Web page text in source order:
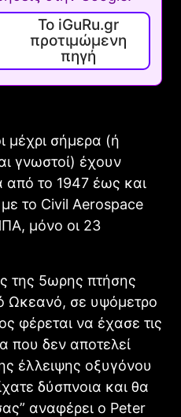
Το iGuRu.gr
προτιμώμενη
πηγή
μέχρι σήμερα (ή
γνωστοί) έχουν
από το 1947 έως και
το Civil Aerospace
μόνο οι 23
της 5ωρης πτήσης
Ωκεανό, σε υψόμετρο
φέρεται να έχασε τις
που δεν αποτελεί
έλλειψης οξυγόνου
δύσπνοια και θα
αναφέρει ο Peter